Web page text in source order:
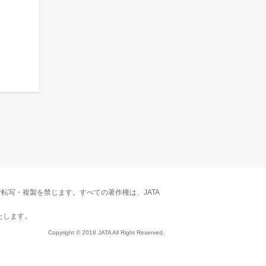
写・複製を禁じます。すべての著作権は、JATA
ます。
Copyright © 2018 JATA All Right Reserved.